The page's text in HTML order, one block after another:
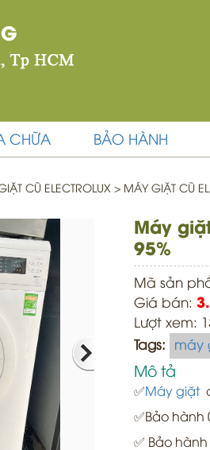
CHỮA BẢO HÀNH
CŨ ELECTROLUX > MÁY GIẶT CŨ
Máy
95%
Mã sản
Giá bán:
Lượt xem:
Tags:
máy
Mô tả
✅ Máy giặt
✅Bảo hành
✅ Bảo